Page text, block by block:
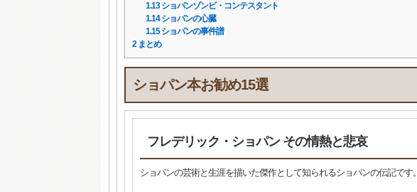
1.13ショパンゾンビ・コンテスタント
1.14ショパンの心臓
1.15ショパンの事件譜
2まとめ
ショパン本お勧め15選
フレデリック・ショパン その情熱と悲哀
ショパンの芸術と生涯を描いた傑作として知られるショパンの伝記です。